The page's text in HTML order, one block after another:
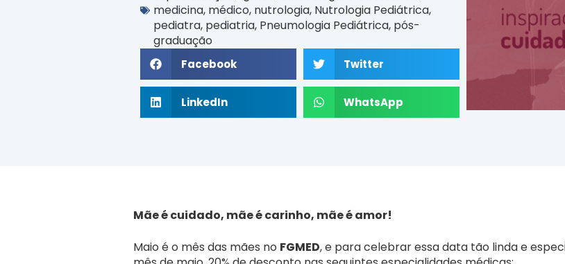
medicina, médico, nutrologia, Nutrologia Pediátrica,
pediatra, pediatria, Pneumologia Pediátrica, pós-
graduação
Facebook Twitter
LinkedIn WhatsApp
Mãe é cuidado, mãe é carinho, mãe é amor!
Maio é o mês das mães no FGMED, e para celebrar essa data tão linda e